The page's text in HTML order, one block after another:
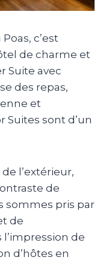
c’est
de charme et
Suite avec
des repas,
et
Suites sont d’un
l’extérieur,
de
sommes pris par
de
l’impression de
d’hôtes en